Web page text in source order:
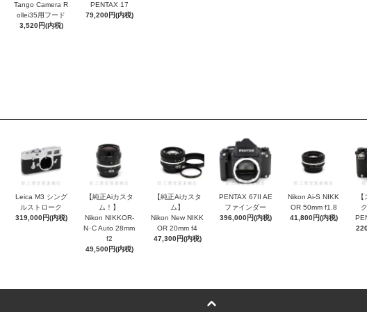
Tango Camera R
ollei35用フード
3,520円(内税)
PENTAX 17
79,200円(内税)
Leica M3 シング
ルストローク
319,000円(内税)
【純正Aiカスタ
ム！】
Nikon NIKKOR-
N･C Auto 28mm
f2
49,500円(内税)
【純正Aiカスタ
ム】
Nikon New NIKK
OR 20mm f4
47,300円(内税)
PENTAX 67II AE
ファインダー
396,000円(内税)
Nikon Ai-S NIKK
OR 50mm f1.8
41,800円(内税)